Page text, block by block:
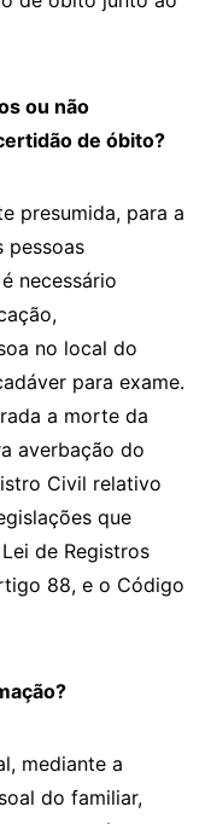
ou não
de óbito?
presumida, para a
pessoas
necessário
no local do
para exame.
a morte da
averbação do
Civil relativo
que
de Registros
88, e o Código
mediante a
do familiar,